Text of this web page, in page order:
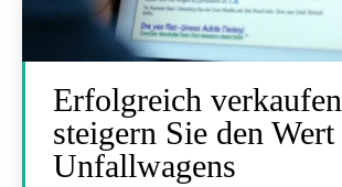
Erfolgreich
steigern Sie den
Unfallwagens